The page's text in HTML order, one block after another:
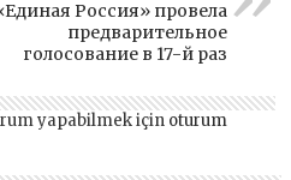
Россия» провела
предварительное
голосование в 17-й раз
yapabilmek için oturum